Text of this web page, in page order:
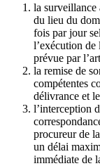
la surveillance
du lieu du
fois par jour
l’exécution
prévue par
la remise de
compétentes
délivrance et
l’interception
procureur de
un délai
immédiate de